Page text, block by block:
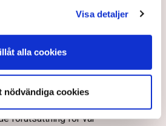
Visa detaljer
alla cookies
nödvändiga cookies
göra för att skapa
att tydliggöra hur vi kan
förutsättning för vår